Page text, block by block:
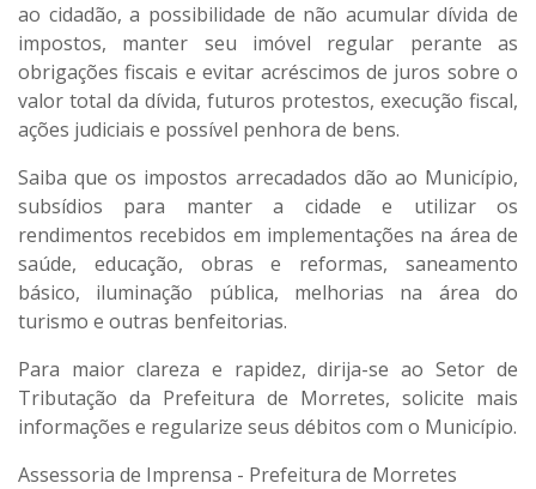
ao cidadão, a possibilidade de não acumular dívida de
impostos, manter seu imóvel regular perante as
obrigações fiscais e evitar acréscimos de juros sobre o
valor total da dívida, futuros protestos, execução fiscal,
ações judiciais e possível penhora de bens.
Saiba que os impostos arrecadados dão ao Município,
subsídios para manter a cidade e utilizar os
rendimentos recebidos em implementações na área de
saúde, educação, obras e reformas, saneamento
básico, iluminação pública, melhorias na área do
turismo e outras benfeitorias.
Para maior clareza e rapidez, dirija-se ao Setor de
Tributação da Prefeitura de Morretes, solicite mais
informações e regularize seus débitos com o Município.
Assessoria de Imprensa - Prefeitura de Morretes